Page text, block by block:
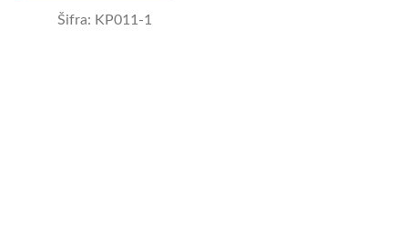
Šifra: KP011-1